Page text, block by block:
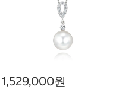
1,529,000원